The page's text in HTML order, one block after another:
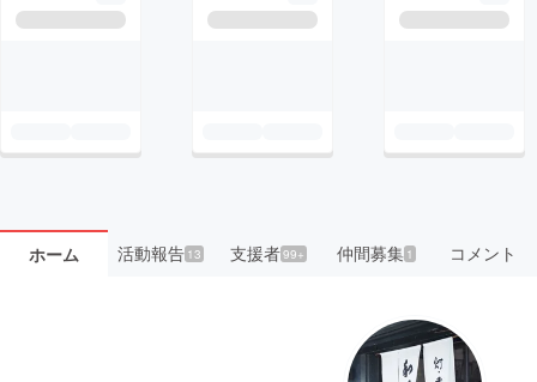
ホーム 活動報告13 支援者99+ 仲間募集 1 コメント